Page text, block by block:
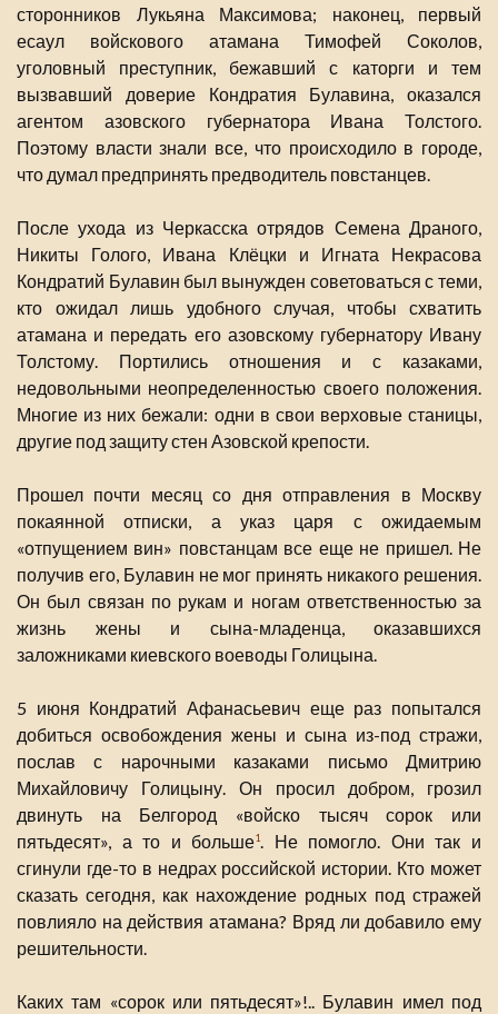
сторонников Лукьяна Максимова; наконец, первый
есаул войскового атамана Тимофей Соколов,
уголовный преступник, бежавший с каторги и тем
вызвавший доверие Кондратия Булавина, оказался
агентом азовского губернатора Ивана Толстого.
Поэтому власти знали все, что происходило в городе,
что думал предпринять предводитель повстанцев.
После ухода из Черкасска отрядов Семена Драного,
Никиты Голого, Ивана Клёцки и Игната Некрасова
Кондратий Булавин был вынужден советоваться с теми,
кто ожидал лишь удобного случая, чтобы схватить
атамана и передать его азовскому губернатору Ивану
Толстому. Портились отношения и с казаками,
недовольными неопределенностью своего положения.
Многие из них бежали: одни в свои верховые станицы,
другие под защиту стен Азовской крепости.
Прошел почти месяц со дня отправления в Москву
покаянной отписки, а указ царя с ожидаемым
«отпущением вин» повстанцам все еще не пришел. Не
получив его, Булавин не мог принять никакого решения.
Он был связан по рукам и ногам ответственностью за
жизнь жены и сына-младенца, оказавшихся
заложниками киевского воеводы Голицына.
5 июня Кондратий Афанасьевич еще раз попытался
добиться освобождения жены и сына из-под стражи,
послав с нарочными казаками письмо Дмитрию
Михайловичу Голицыну. Он просил добром, грозил
двинуть на Белгород «войско тысяч сорок или
пятьдесят», а то и больше1. Не помогло. Они так и
сгинули где-то в недрах российской истории. Кто может
сказать сегодня, как нахождение родных под стражей
повлияло на действия атамана? Вряд ли добавило ему
решительности.
Каких там «сорок или пятьдесят»!.. Булавин имел под